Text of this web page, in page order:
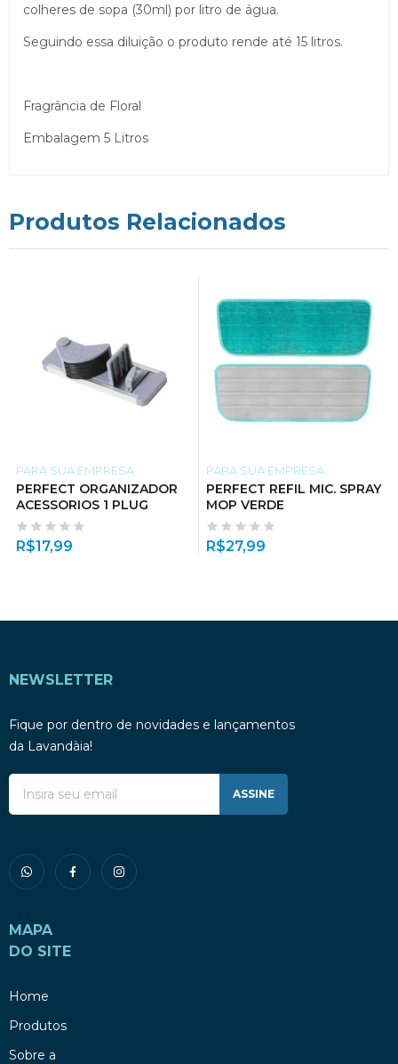
colheres de sopa (30ml) por litro de água.
Seguindo essa diluição o produto rende até 15 litros.
Fragrância de Floral
Embalagem 5 Litros
Produtos Relacionados
PARA SUA EMPRESA
PERFECT ORGANIZADOR
ACESSORIOS 1 PLUG
R$17,99
PARA SUA EMPRESA
PERFECT REFIL MIC. SPRAY
MOP VERDE
R$27,99
NEWSLETTER
Fique por dentro de novidades e lançamentos
da Lavandàia!
ASSINE
MAPA
DO SITE
Home
Produtos
Sobre a